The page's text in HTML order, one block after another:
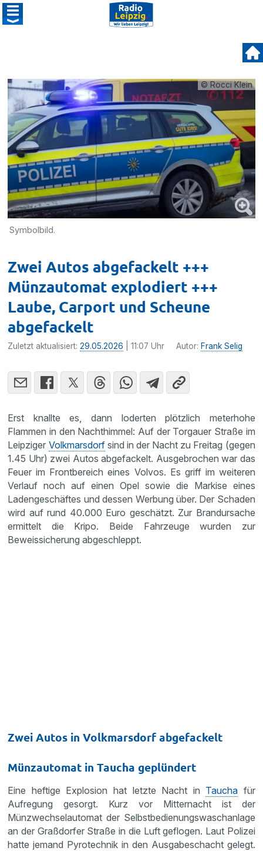
© Rocci Klein
Symbolbild.
Zwei Autos abgefackelt +++
Münzautomat explodiert +++
Laube, Carport und Scheune
abgefackelt
Zuletzt aktualisiert:29.05.2026 | 11:07 Uhr Autor: Frank Selig
Zwei Autos in Volkmarsdorf abgefackelt
Erst knallte es, dann loderten plötzlich meterhohe
Flammen in den Nachthimmel: Auf der Torgauer Straße im
Leipziger Volkmarsdorfsind in der Nacht zu Freitag (gegen
1.45 Uhr) zwei Autos abgefackelt. Ausgebrochen war das
Feuer im Frontbereich eines Volvos. Es griff im weiteren
Verlauf noch auf einen Opel sowie die Markise eines
Ladengeschäftes und dessen Werbung über. Der Schaden
wird auf rund 40.000 Euro geschätzt. Zur Brandursache
ermittelt die Kripo. Beide Fahrzeuge wurden zur
Beweissicherung abgeschleppt.
Münzautomat in Taucha geplündert
Eine heftige Explosion hat letzte Nacht in Taucha für
Aufregung gesorgt. Kurz vor Mitternacht ist der
Münzwechselautomat der Selbstbedienungswaschanlage
an der Graßdorfer Straße in die Luft geflogen. Laut Polizei
hatte jemand Pyrotechnik in den Ausgabeschacht gelegt.